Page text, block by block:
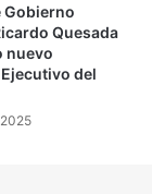
Gobierno
Quesada
nuevo
del